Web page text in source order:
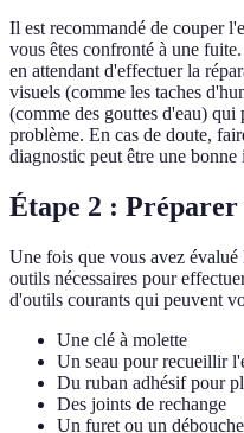
Il est recommandé de couper
vous êtes confronté à une
en attendant d'effectuer la
visuels (comme les taches
(comme des gouttes d'eau)
problème. En cas de doute,
diagnostic peut être une bonne
Étape 2 :
Une fois que vous avez
outils nécessaires pour
d'outils courants qui peuvent
Une clé à molette
Un seau pour recueillir
Du ruban adhésif pour
Des joints de rechange
Un furet ou un